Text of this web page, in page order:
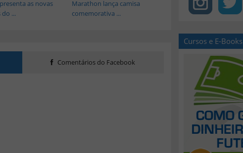
Marathon lança camisa
comemorativa ...
as novas
do ...
Comentários do Facebook
Cursos e E-Books